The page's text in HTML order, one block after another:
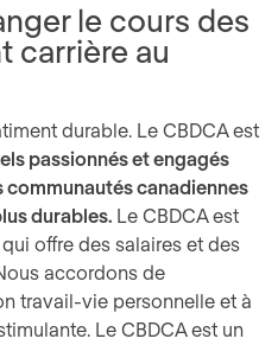
le cours des
carrière au
durable. Le CBDCA est
passionnés et engagés
communautés canadiennes
durables. Le CBDCA est
offre des salaires et des
accordons de
travail-vie personnelle et à
Le CBDCA est un